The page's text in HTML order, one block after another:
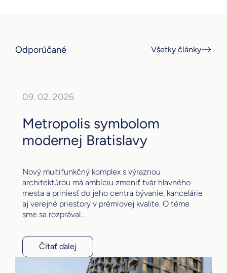
Odporúčané Všetky články
09. 02. 2026
Metropolis symbolom
modernej Bratislavy
Nový multifunkčný komplex s výraznou
architektúrou má ambíciu zmeniť tvár hlavného
mesta a priniesť do jeho centra bývanie, kancelárie
aj verejné priestory v prémiovej kvalite. O téme
sme sa rozprával...
Čítať ďalej